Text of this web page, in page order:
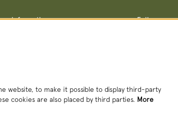
information Follow us
website, to make it possible to display third-party
cookies are also placed by third parties. More